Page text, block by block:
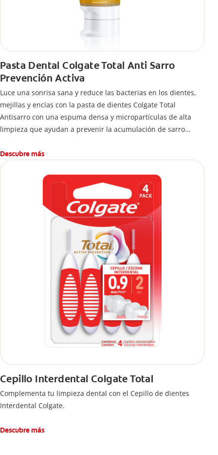
Pasta Dental Colgate Total Anti Sarro
Prevención Activa
Luce una sonrisa sana y reduce las bacterias en los dientes,
mejillas y encías con la pasta de dientes Colgate Total
Antisarro con una espuma densa y micropartículas de alta
limpieza que ayudan a prevenir la acumulación de sarro
Descubre más
Cepillo Interdental Colgate Total
Complementa tu limpieza dental con el Cepillo de dientes
Interdental Colgate.
Descubre más